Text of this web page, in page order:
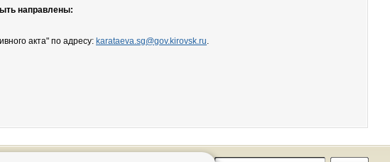
направлены:
акта" по адресу: karataeva.sg@gov.kirovsk.ru.